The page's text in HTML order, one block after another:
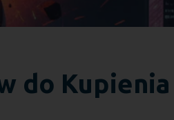
do Kupienia